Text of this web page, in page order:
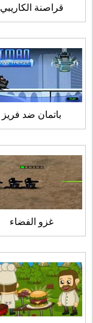
قراصنة الكاريبي
باتمان ضد فريز
غزو الفضاء